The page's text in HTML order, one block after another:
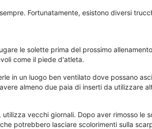
Fortunatamente, esistono diversi
le solette prima del prossimo
come il piede d'atleta.
in un luogo ben ventilato dove possano
almeno due paia di inserti da utilizzare
vecchi giornali. Dopo aver rimosso le
potrebbero lasciare scolorimenti sulla